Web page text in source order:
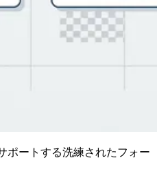
ポートする洗練されたフォー